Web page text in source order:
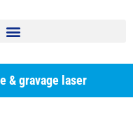
& gravage laser